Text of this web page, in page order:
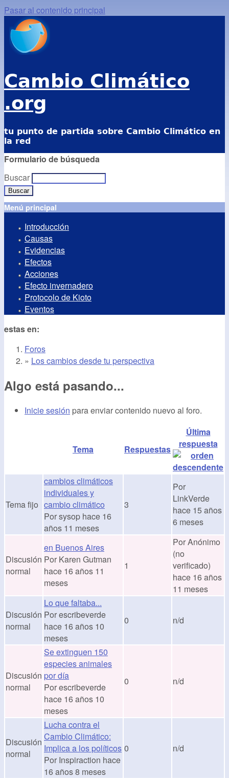
Pasar al contenido principal
Cambio Climático
.org
tu punto de partida sobre Cambio Climático en
la red
Formulario de búsqueda
Buscar
Menú principal
Introducción
Causas
Evidencias
Efectos
Acciones
Efecto invernadero
Protocolo de Kioto
Eventos
estas en:
Foros
» Los cambios desde tu perspectiva
Algo está pasando...
Inicie sesión para enviar contenido nuevo al foro.
Tema Respuestas
Última
respuesta
Tema fijo
cambios climáticos
individuales y
cambio climático
Porsysop hace 16
años 11 meses
3
Por
LinkVerde
hace 15 años
6 meses
Discusión
normal
en Buenos Aires
Por Karen Gutman
hace 16 años 11
meses
1
PorAnónimo
(no
verificado)
hace 16 años
11 meses
Discusión
normal
Lo que faltaba...
Porescribeverde
hace 16 años 10
meses
0 n/d
Discusión
normal
Se extinguen 150
especies animales
por día
Porescribeverde
hace 16 años 10
meses
0 n/d
Discusión
normal
Lucha contra el
Cambio Climático:
Implica a los políticos
Por Inspiraction hace
16 años 8 meses
0 n/d